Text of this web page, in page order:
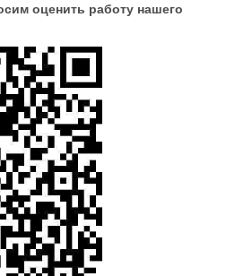
оценить работу нашего